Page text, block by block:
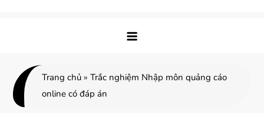
Trang chủ »Trắc nghiệm Nhập môn quảng cáo
online có đáp án